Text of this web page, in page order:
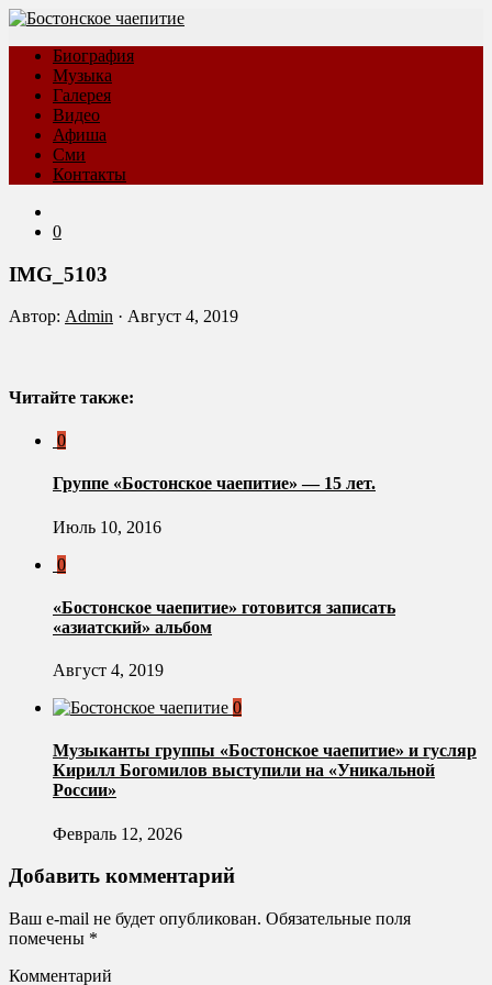
Биография
Музыка
Галерея
Видео
Афиша
Сми
Контакты
0
IMG_5103
Автор: Admin · Август 4, 2019
Читайте также:
0
Группе «Бостонское чаепитие» — 15 лет.
Июль 10, 2016
0
«Бостонское чаепитие» готовится записать
«азиатский» альбом
Август 4, 2019
0
Музыканты группы «Бостонское чаепитие» и гусляр
Кирилл Богомилов выступили на «Уникальной
России»
Февраль 12, 2026
Добавить комментарий
Ваш e-mail не будет опубликован. Обязательные поля
помечены *
Комментарий